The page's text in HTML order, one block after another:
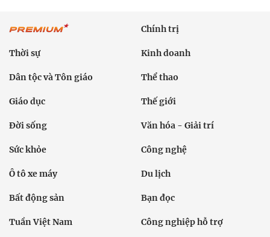
Chính trị
Thời sự Kinh doanh
Dân tộc và Tôn giáo Thể thao
Giáo dục Thế giới
Đời sống Văn hóa - Giải trí
Sức khỏe Công nghệ
Ô tô xe máy Du lịch
Bất động sản Bạn đọc
Tuần Việt Nam Công nghiệp hỗ trợ